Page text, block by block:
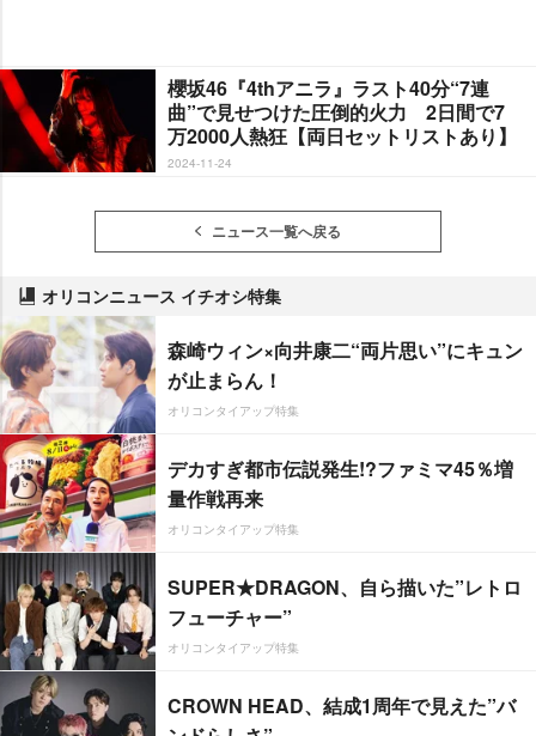
櫻坂46『4thアニラ』ラスト40分“7連
曲”で見せつけた圧倒的火力 2日間で7
万2000人熱狂【両日セットリストあり】
2024-11-24
ニュース一覧へ戻る
オリコンニュース イチオシ特集
森崎ウィン×向井康二“両片思い”にキュン
が止まらん！
オリコンタイアップ特集
デカすぎ都市伝説発生!?ファミマ45％増
量作戦再来
オリコンタイアップ特集
SUPER★DRAGON、自ら描いた”レトロ
フューチャー”
オリコンタイアップ特集
CROWN HEAD、結成1周年で見えた”バ